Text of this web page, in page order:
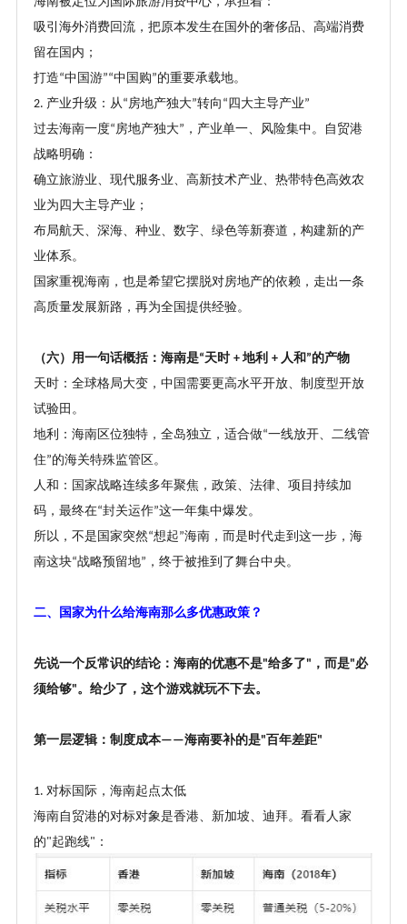
吸引海外消费回流，把原本发生在国外的奢侈品、高端消费
留在国内；
打造“中国游”“中国购”的重要承载地。
2. 产业升级：从 “ 房地产独大”转向 “四大主导产业”
过去海南一度“ 房地产独大” ，产业单一、风险集中。自贸港
战略明确：
确立旅游业、现代服务业、高新技术产业、热带特色高效农
业为四大主导产业；
布局航天、深海、种业、数字、绿色等新赛道，构建新的产
业体系。
国家重视海南，也是希望它摆脱对房地产的依赖，走出一条
高质量发展新路，再为全国提供经验。
（六）用一句话概括：海南是“天时 + 地利 + 人和”的产物
天时：全球格局大变，中国需要更高水平开放、制度型开放
试验田。
地利：海南区位独特，全岛独立，适合做“一线放开、二线管
住”的海关特殊监管区。
人和：国家战略连续多年聚焦，政策、法律、项目持续加
码，最终在“封关运作”这一年集中爆发。
所以，不是国家突然“想起”海南，而是时代走到这一步，海
南这块“战略预留地” ，终于被推到了舞台中央。
二、国家为什么给海南那么多优惠政策？
先说一个反常识的结论：海南的优惠不是"给多了" ，而是"必
须给够"。给少了，这个游戏就玩不下去。
第一层逻辑：制度成本——海南要补的是"百年差距"
1. 对标国际，海南起点太低
海南自贸港的对标对象是香港、新加坡、迪拜。看看人家
的"起跑线" ：